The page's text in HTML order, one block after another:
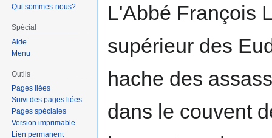
navigation
recherche
L'Abbé François
supérieur des
hache des
dans le couvent
Qui sommes-nous?
Spécial
Aide
Menu
Outils
Pages liées
Suivi des pages liées
Pages spéciales
Version imprimable
Lien permanent